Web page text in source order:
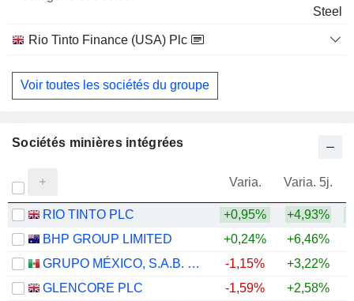
Steel
Rio Tinto Finance (USA) Plc
Finance/Rental/Leasing
Voir toutes les sociétés du groupe
Sociétés minières intégrées
Varia. Varia. 5j.
RIO TINTO PLC +0,95% +4,93%
BHP GROUP LIMITED
+0,24% +6,46%
GRUPO MÉXICO, S.A.B. DE C.V.
-1,15% +3,22%
GLENCORE PLC
-1,59% +2,58%